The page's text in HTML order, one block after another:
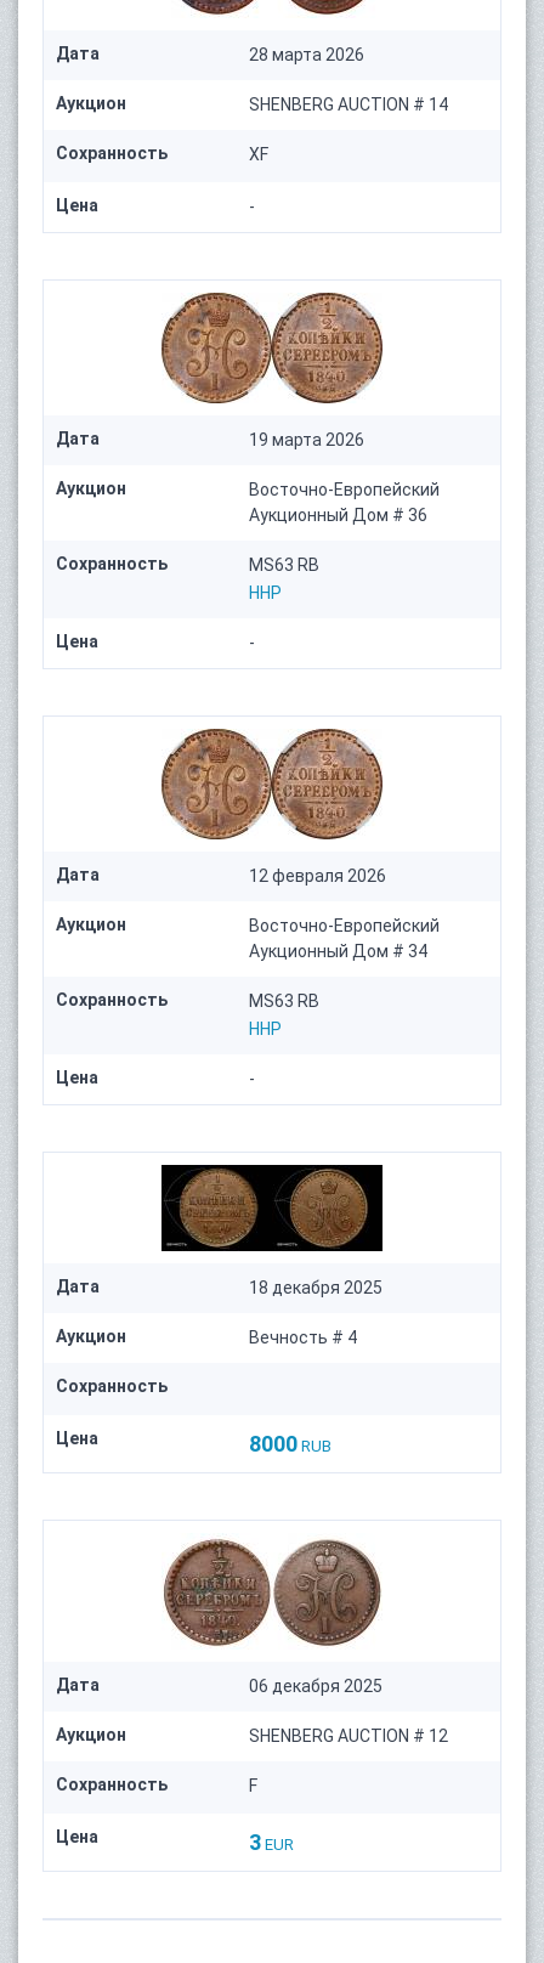
Дата 28 марта 2026
Аукцион SHENBERG AUCTION # 14
Сохранность XF
Цена -
Дата 19 марта 2026
Аукцион
Восточно-Европейский
Аукционный Дом # 36
Сохранность
MS63 RB
HHP
Цена -
Дата 12 февраля 2026
Аукцион
Восточно-Европейский
Аукционный Дом # 34
Сохранность
MS63 RB
HHP
Цена -
Дата 18 декабря 2025
Аукцион Вечность # 4
Сохранность
Цена 8000 RUB
Дата 06 декабря 2025
Аукцион SHENBERG AUCTION # 12
Сохранность F
Цена 3 EUR